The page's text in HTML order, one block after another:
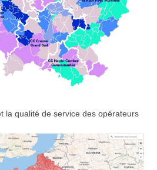
la qualité de service des opérateurs